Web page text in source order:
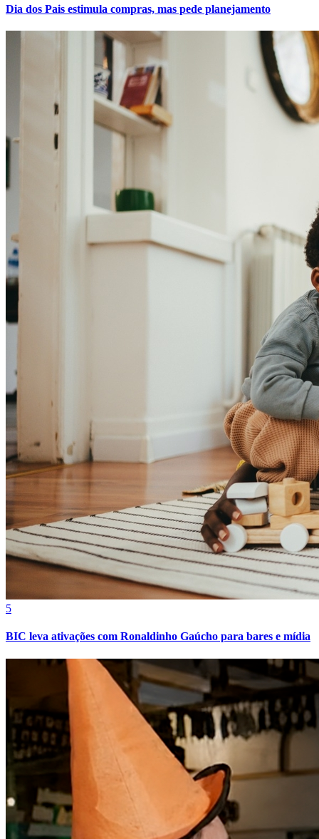
Bragantino
Dia dos Pais estimula compras, mas pede planejamento
5
BIC leva ativações com Ronaldinho Gaúcho para bares e mídia